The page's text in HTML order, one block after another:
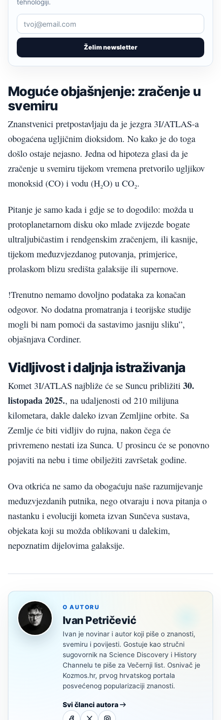
Želim newsletter
tehnologiji.
Moguće objašnjenje: zračenje u
svemiru
Znanstvenici pretpostavljaju da je jezgra 3I/ATLAS-a
obogaćena ugljičnim dioksidom. No kako je do toga
došlo ostaje nejasno. Jedna od hipoteza glasi da je
zračenje u svemiru tijekom vremena pretvorilo ugljikov
monoksid (CO) i vodu (H₂O) u CO₂.
Pitanje je samo kada i gdje se to dogodilo: možda u
protoplanetarnom disku oko mlade zvijezde bogate
ultraljubičastim i rendgenskim zračenjem, ili kasnije,
tijekom međuzvjezdanog putovanja, primjerice,
prolaskom blizu središta galaksije ili supernove.
!Trenutno nemamo dovoljno podataka za konačan
odgovor. No dodatna promatranja i teorijske studije
mogli bi nam pomoći da sastavimo jasniju sliku”,
objašnjava Cordiner.
Vidljivost i daljnja istraživanja
Komet 3I/ATLAS najbliže će se Suncu približiti 30.
listopada 2025., na udaljenosti od 210 milijuna
kilometara, dakle daleko izvan Zemljine orbite. Sa
Zemlje će biti vidljiv do rujna, nakon čega će
privremeno nestati iza Sunca. U prosincu će se ponovno
pojaviti na nebu i time obilježiti završetak godine.
Ova otkrića ne samo da obogaćuju naše razumijevanje
međuzvjezdanih putnika, nego otvaraju i nova pitanja o
nastanku i evoluciji kometa izvan Sunčeva sustava,
objekata koji su možda oblikovani u dalekim,
nepoznatim dijelovima galaksije.
O AUTORU
Ivan Petričević
Ivan je novinar i autor koji piše o znanosti,
svemiru i povijesti. Gostuje kao stručni
sugovornik na Science Discovery i History
Channelu te piše za Večernji list. Osnivač je
Kozmos.hr, prvog hrvatskog portala
posvećenog popularizaciji znanosti.
Svi članci autora